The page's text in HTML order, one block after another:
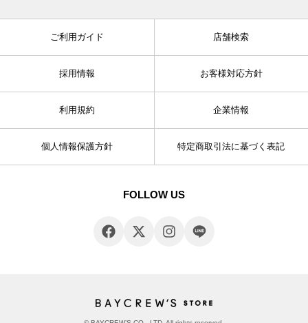
ご利用ガイド 店舗検索
採用情報 お客様対応方針
利用規約 企業情報
個人情報保護方針 特定商取引法に基づく表記
FOLLOW US